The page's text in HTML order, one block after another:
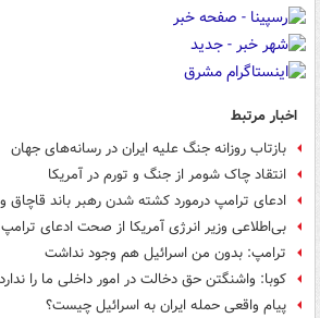
اخبار مرتبط
بازتاب روزانه جنگ علیه ایران در رسانه‌های جهان
انتقاد چاک شومر از جنگ و تورم در آمریکا
ادعای ترامپ درمورد کشته شدن رهبر باند قاچاق
بی‌اطلاعی وزیر انرژی آمریکا از صحت ادعای ترامپ
ترامپ: بدون من اسرائیل هم وجود نداشت
کوبا: واشنگتن حق دخالت در امور داخلی ما را ندارد
پیام واقعی حمله ایران به اسرائیل چیست؟